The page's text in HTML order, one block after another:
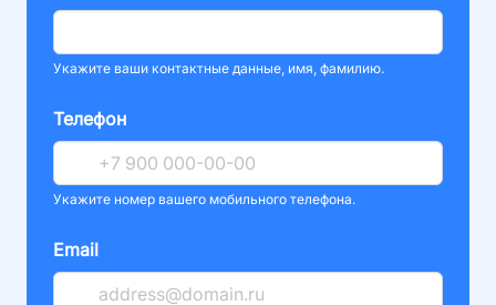
Укажите ваши контактные данные, имя, фамилию.
Телефон
Укажите номер вашего мобильного телефона.
Email